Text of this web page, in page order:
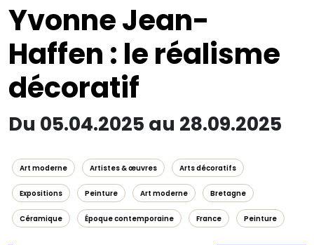
Yvonne Jean-
Haffen : le réalisme
décoratif
Du 05.04.2025 au 28.09.2025
Art moderne Artistes & œuvres Arts décoratifs
Expositions Peinture Art moderne Bretagne
Céramique Époque contemporaine France Peinture